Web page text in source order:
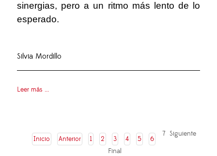
sinergias, pero a un ritmo más lento de lo
esperado.
Silvia Mordillo
Leer más ...
Inicio Anterior 1 2 3 4 5 6
7 Siguiente
Final